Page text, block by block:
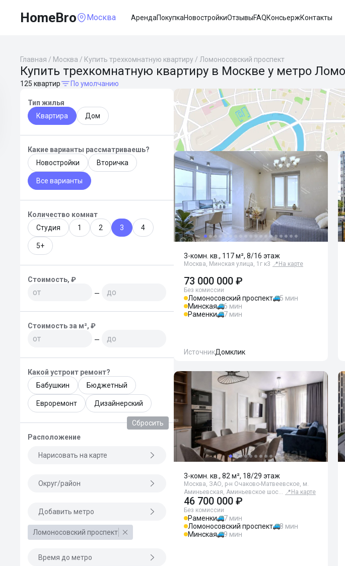
HomeBro Москва АрендаПокупкаНовостройкиОтзывыFAQКонсьержКонтакты
Главная / Москва / Купить трехкомнатную квартиру / Ломоносовский проспект
Купить трехкомнатную квартиру в Москве у метро
125 квартир По умолчанию
Тип жилья
Квартира
Дом
Какие варианты рассматриваешь?
Новостройки
Вторичка
Все варианты
Количество комнат
Студия
1 2 3 4
5+
Стоимость, ₽
—
Стоимость за м², ₽
—
Какой устроит ремонт?
Бабушкин
Бюджетный
Евроремонт Дизайнерский
Сбросить
Расположение
Нарисовать на карте
Округ/район
Добавить метро
Ломоносовский проспект
Время до метро
3-комн. кв., 117 м², 8/16 этаж
Москва, Минская улица, 1г к3 📍 На карте
73 000 000 ₽
Без комиссии
Ломоносовский проспект
5 мин
Минская
6 мин
Раменки
7 мин
ИсточникДомклик
3-комн. кв., 82 м², 18/29 этаж
Москва, ЗАО, р-н Очаково-Матвеевское, м.
Аминьевская, Аминьевское шос… 📍 На карте
46 700 000 ₽
Без комиссии
Раменки
7 мин
Ломоносовский проспект
8 мин
Минская
9 мин